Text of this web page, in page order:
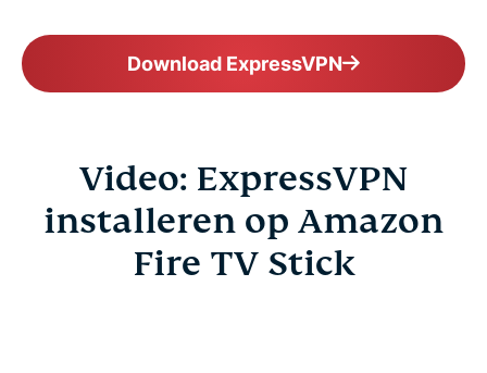
Download ExpressVPN
Video: ExpressVPN
installeren op Amazon
Fire TV Stick